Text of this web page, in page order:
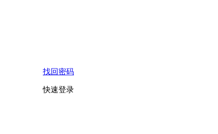
找回密码
快速登录